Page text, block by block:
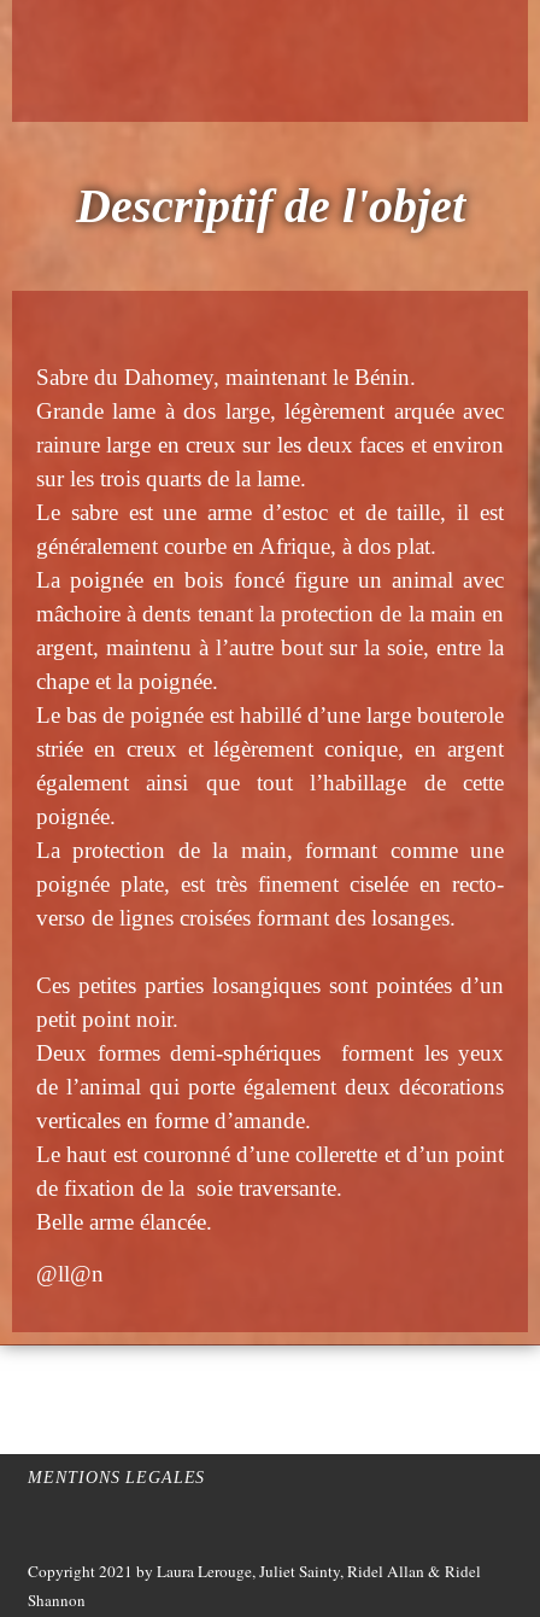
Descriptif de l'objet
Sabre du Dahomey, maintenant le Bénin.
Grande lame à dos large, légèrement arquée avec
rainure large en creux sur les deux faces et environ
sur les trois quarts de la lame.
Le sabre est une arme d’estoc et de taille, il est
généralement courbe en Afrique, à dos plat.
La poignée en bois foncé figure un animal avec
mâchoire à dents tenant la protection de la main en
argent, maintenu à l’autre bout sur la soie, entre la
chape et la poignée.
Le bas de poignée est habillé d’une large bouterole
striée en creux et légèrement conique, en argent
également ainsi que tout l’habillage de cette
poignée.
La protection de la main, formant comme une
poignée plate, est très finement ciselée en recto-
verso de lignes croisées formant des losanges.
Ces petites parties losangiques sont pointées d’un
petit point noir.
Deux formes demi-sphériques forment les yeux
de l’animal qui porte également deux décorations
verticales en forme d’amande.
Le haut est couronné d’une collerette et d’un point
de fixation de la soie traversante.
Belle arme élancée.
@ll@n
MENTIONS LEGALES
Copyright 2021 by Laura Lerouge, Juliet Sainty, Ridel Allan &Ridel
Shannon